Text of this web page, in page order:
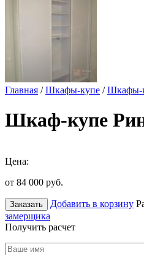
Главная /Шкафы-купе /Шкафы-
Шкаф-купе
Цена:
от 84 000 руб.
Заказать Добавить в корзину
замерщика
Получить расчет